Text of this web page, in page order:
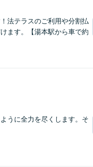
法テラスのご利用や分割払
ます。【湯本駅から車で約
うに全力を尽くします。そ